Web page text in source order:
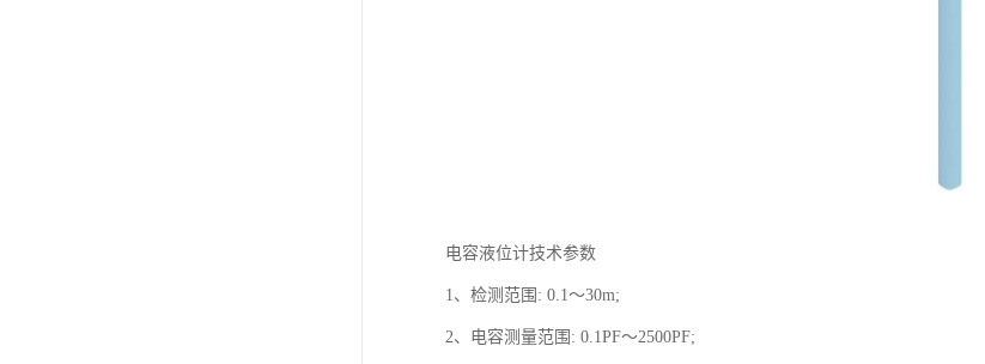
电容液位计技术参数
1、检测范围: 0.1～30m;
2、电容测量范围: 0.1PF～2500PF;